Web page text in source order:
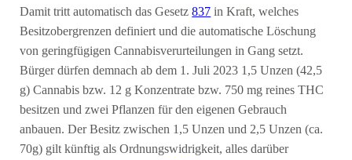
Damit tritt automatisch das Gesetz837 in Kraft, welches
Besitzobergrenzen definiert und die automatische Löschung
von geringfügigen Cannabisverurteilungen in Gang setzt.
Bürger dürfen demnach ab dem 1. Juli 2023 1,5 Unzen (42,5
g) Cannabis bzw. 12 g Konzentrate bzw. 750 mg reines THC
besitzen und zwei Pflanzen für den eigenen Gebrauch
anbauen. Der Besitz zwischen 1,5 Unzen und 2,5 Unzen (ca.
70g) gilt künftig als Ordnungswidrigkeit, alles darüber